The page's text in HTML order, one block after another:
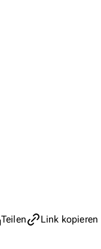
Teilen Link kopieren